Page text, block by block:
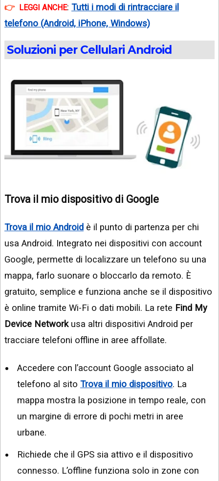
LEGGI ANCHE: Tutti i modi di rintracciare il
telefono (Android, iPhone, Windows)
Soluzioni per Cellulari Android
Trova il mio dispositivo di Google
Trova il mio Android è il punto di partenza per chi
usa Android. Integrato nei dispositivi con account
Google, permette di localizzare un telefono su una
mappa, farlo suonare o bloccarlo da remoto. È
gratuito, semplice e funziona anche se il dispositivo
è online tramite Wi-Fi o dati mobili. La rete Find My
Device Networkusa altri dispositivi Android per
tracciare telefoni offline in aree affollate.
Accedere con l’account Google associato al
telefono al sito Trova il mio dispositivo. La
mappa mostra la posizione in tempo reale, con
un margine di errore di pochi metri in aree
urbane.
Richiede che il GPS sia attivo e il dispositivo
connesso. L’offline funziona solo in zone con